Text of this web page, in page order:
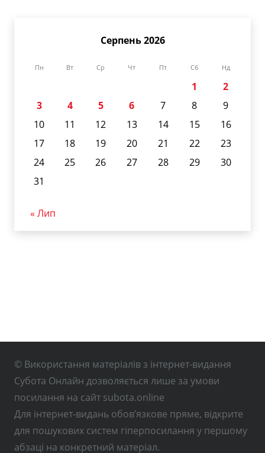
Серпень 2026
Пн Вт Ср Чт Пт Сб Нд
1
2
3
4 5 6 7 8
9
10
11 12 13 14 15
16
17
18 19 20 21 22
23
24
25 26 27 28 29
30
31
« Лип
© Використання матеріалів з інтернет-видання
Субота Онлайн дозволяється лише за умови
посилання на сайт subota.online
Для інтернет-видань обов’язкове пряме, відкрите
для пошукових систем гіперпосилання у першому
абзаці на конкретний матеріал.